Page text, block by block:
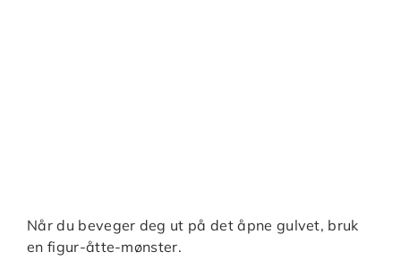
Når du beveger deg ut på det åpne gulvet, bruk
en figur-åtte-mønster.